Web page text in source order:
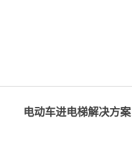
电动车进电梯解决方案